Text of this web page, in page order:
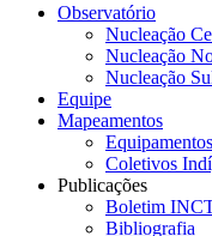
Observatório
Nucleação
Nucleação
Nucleação
Equipe
Mapeamentos
Coletivos
Publicações
Boletim
Bibliografia